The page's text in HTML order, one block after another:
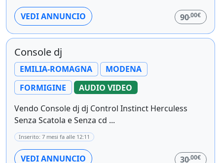
VEDI ANNUNCIO 90,00€
Console dj
EMILIA-ROMAGNA
MODENA
FORMIGINE
AUDIO VIDEO
Vendo Console dj dj Control Instinct Herculess
Senza Scatola e Senza cd ...
Inserito: 7 mesi fa alle 12:11
VEDI ANNUNCIO 30,00€